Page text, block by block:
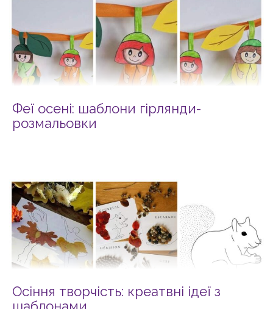
Феї осені: шаблони гірлянди-
розмальовки
Осіння творчість: креатвні ідеї з